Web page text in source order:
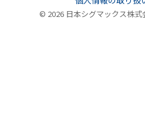
© 2026 日本シグマックス株